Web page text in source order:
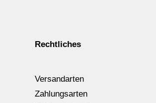
Rechtliches
Versandarten
Zahlungsarten